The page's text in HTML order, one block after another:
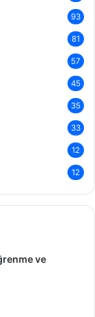
93
81
57
45
35
33
12
12
ve